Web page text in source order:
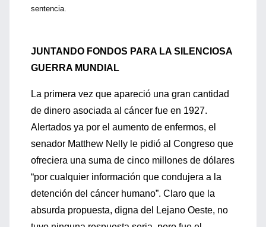
sentencia.
JUNTANDO FONDOS PARA LA SILENCIOSA
GUERRA MUNDIAL
La primera vez que apareció una gran cantidad
de dinero asociada al cáncer fue en 1927.
Alertados ya por el aumento de enfermos, el
senador Matthew Nelly le pidió al Congreso que
ofreciera una suma de cinco millones de dólares
“por cualquier información que condujera a la
detención del cáncer humano”. Claro que la
absurda propuesta, digna del Lejano Oeste, no